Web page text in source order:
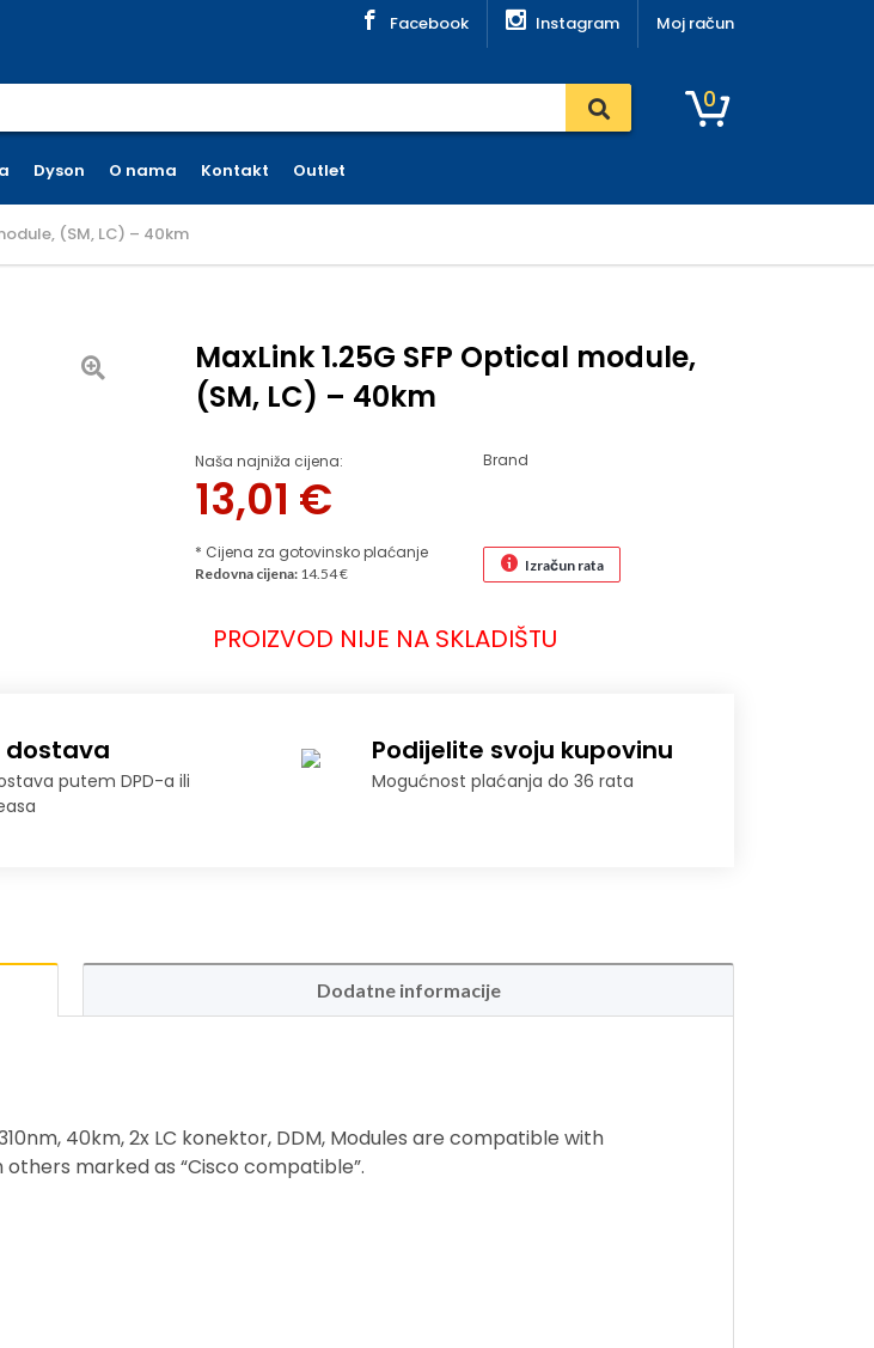
Facebook Instagram Moj račun
0
Dyson O nama Kontakt Outlet
(SM, LC) – 40km
MaxLink 1.25G SFP Optical module,
(SM, LC) – 40km
Naša najniža cijena:
13,01 €
* Cijena za gotovinsko plaćanje
Brand
Redovna cijena: 14.54 € Izračun rata
PROIZVOD NIJE NA SKLADIŠTU
dostava
putem DPD-a ili
Podijelite svoju kupovinu
Mogućnost plaćanja do 36 rata
Dodatne informacije
40km, 2x LC konektor, DDM, Modules are compatible with
marked as “Cisco compatible”.